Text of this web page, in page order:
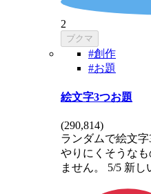
2
ブクマ
#創作
#お題
絵文字3つお題
(290,814)
ランダムで絵文
やりにくそうな
ません。 5/5 新し